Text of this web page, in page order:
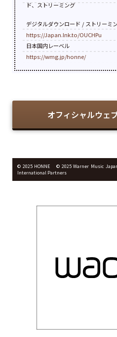
ド、ストリーミング
デジタルダウンロード / ストリーミ
https://Japan.lnk.to/OUCHPu
日本国内レーベル
https://wmg.jp/honne/
オフィシャルウェ
© 2025 HONNE © 2025 Warner Music
International Partners